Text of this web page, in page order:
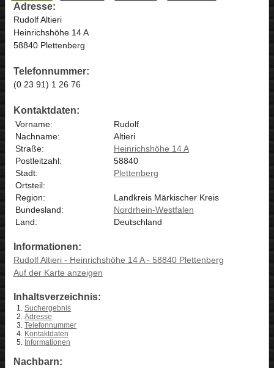
Adresse:
Rudolf Altieri
Heinrichshöhe 14 A
58840 Plettenberg
Telefonnummer:
(0 23 91) 1 26 76
Kontaktdaten:
Vorname:
Rudolf
Nachname:
Altieri
Straße:
Heinrichshöhe 14 A
Postleitzahl:
58840
Stadt:
Plettenberg
Ortsteil:
Region:
Landkreis Märkischer Kreis
Bundesland:
Nordrhein-Westfalen
Land:
Deutschland
Informationen:
Rudolf Altieri - Heinrichshöhe 14 A - 58840 Plettenberg
Auf der Karte anzeigen
Inhaltsverzeichnis:
Suchergebnis
Adresse
Telefonnummer
Kontaktdaten
Informationen
Nachbarn: